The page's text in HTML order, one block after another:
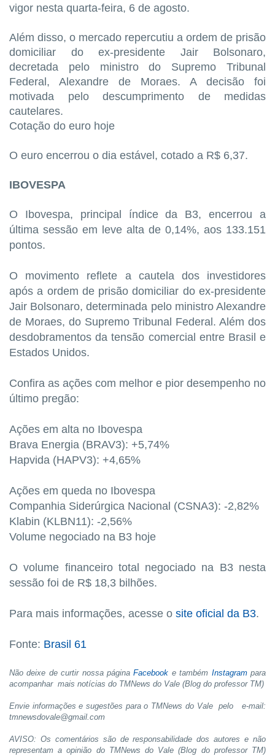
vigor nesta quarta-feira, 6 de agosto.
Além disso, o mercado repercutiu a ordem de prisão
domiciliar do ex-presidente Jair Bolsonaro,
decretada pelo ministro do Supremo Tribunal
Federal, Alexandre de Moraes. A decisão foi
motivada pelo descumprimento de medidas
cautelares.
Cotação do euro hoje
O euro encerrou o dia estável, cotado a R$ 6,37.
IBOVESPA
O Ibovespa, principal índice da B3, encerrou a
última sessão em leve alta de 0,14%, aos 133.151
pontos.
O movimento reflete a cautela dos investidores
após a ordem de prisão domiciliar do ex-presidente
Jair Bolsonaro, determinada pelo ministro Alexandre
de Moraes, do Supremo Tribunal Federal. Além dos
desdobramentos da tensão comercial entre Brasil e
Estados Unidos.
Confira as ações com melhor e pior desempenho no
último pregão:
Ações em alta no Ibovespa
Brava Energia (BRAV3): +5,74%
Hapvida (HAPV3): +4,65%
Ações em queda no Ibovespa
Companhia Siderúrgica Nacional (CSNA3): -2,82%
Klabin (KLBN11): -2,56%
Volume negociado na B3 hoje
O volume financeiro total negociado na B3 nesta
sessão foi de R$ 18,3 bilhões.
Para mais informações, acesse o site oficial da B3.
Fonte: Brasil 61
Não deixe de curtir nossa páginaFacebook e também Instagrampara
acompanhar mais notícias do TMNews do Vale (Blog do professor TM)
Envie informações e sugestões para o TMNews do Vale pelo e-mail:
tmnewsdovale@gmail.com
AVISO: Os comentários são de responsabilidade dos autores e não
representam a opinião do TMNews do Vale (Blog do professor TM)